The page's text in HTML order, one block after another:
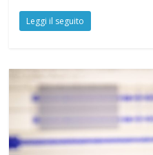
Leggi il seguito